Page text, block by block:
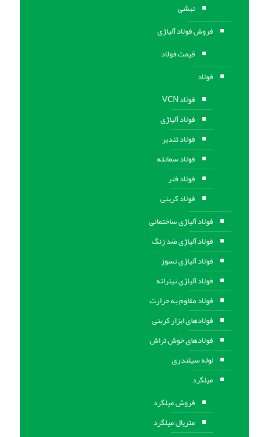
نبشی
فروش فولاد آلیاژی
قیمت فولاد
فولاد
فولاد VCN
فولاد آلیاژی
فولاد تندبر
فولاد سمانته
فولاد فنر
فولاد کربنی
فولاد آلیاژی ساختمانی
فولاد آلیاژی ضد زنگ
فولاد آلیاژی نسوز
فولاد آلیاژی نیتراته
فولاد مقاوم به حرارت
فولادهای ابزار کربنی
فولادهای خوش تراش
لوله سیلندری
میلگرد
فروش میلگرد
متریال میلگرد